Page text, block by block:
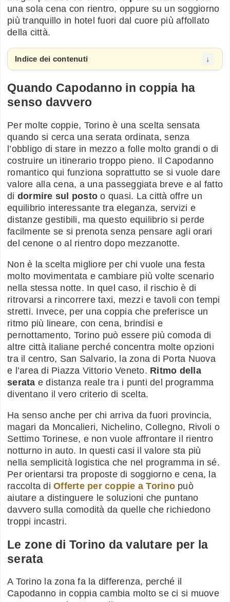
una sola cena con rientro, oppure su un soggiorno
più tranquillo in hotel fuori dal cuore più affollato
della città.
Indice dei contenuti
Quando Capodanno in coppia ha
senso davvero
Per molte coppie, Torino è una scelta sensata
quando si cerca una serata ordinata, senza
l’obbligo di stare in mezzo a folle molto grandi o di
costruire un itinerario troppo pieno. Il Capodanno
romantico qui funziona soprattutto se si vuole dare
valore alla cena, a una passeggiata breve e al fatto
di dormire sul posto o quasi. La città offre un
equilibrio interessante tra eleganza, servizi e
distanze gestibili, ma questo equilibrio si perde
facilmente se si prenota senza pensare agli orari
del cenone o al rientro dopo mezzanotte.
Non è la scelta migliore per chi vuole una festa
molto movimentata e cambiare più volte scenario
nella stessa notte. In quel caso, il rischio è di
ritrovarsi a rincorrere taxi, mezzi e tavoli con tempi
stretti. Invece, per una coppia che preferisce un
ritmo più lineare, con cena, brindisi e
pernottamento, Torino può essere più comoda di
altre città italiane perché concentra molte opzioni
tra il centro, San Salvario, la zona di Porta Nuova
e l’area di Piazza Vittorio Veneto. Ritmo della
serata e distanza reale tra i punti del programma
diventano il vero criterio di scelta.
Ha senso anche per chi arriva da fuori provincia,
magari da Moncalieri, Nichelino, Collegno, Rivoli o
Settimo Torinese, e non vuole affrontare il rientro
notturno in auto. In questi casi il valore sta più
nella semplicità logistica che nel programma in sé.
Per orientarsi tra proposte di soggiorno e cena, la
raccolta di Offerte per coppie a Torinopuò
aiutare a distinguere le soluzioni che puntano
davvero sulla comodità da quelle che richiedono
troppi incastri.
Le zone di Torino da valutare per la
serata
A Torino la zona fa la differenza, perché il
Capodanno in coppia cambia molto se ci si muove